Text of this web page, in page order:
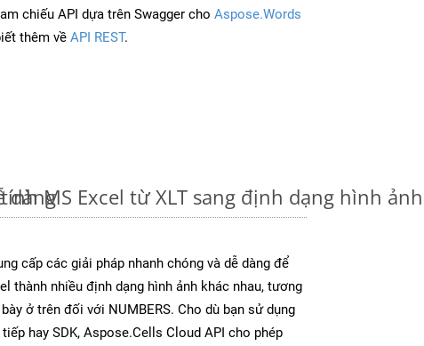
chiếu API dựa trên Swagger cho Aspose.Words
thêm về API REST.
dàngMS Excel từ XLT sang định dạng hình
cấp các giải pháp nhanh chóng và dễ dàng để
thành nhiều định dạng hình ảnh khác nhau, tương
ở trên đối với NUMBERS. Cho dù bạn sử dụng
hay SDK, Aspose.Cells Cloud API cho phép